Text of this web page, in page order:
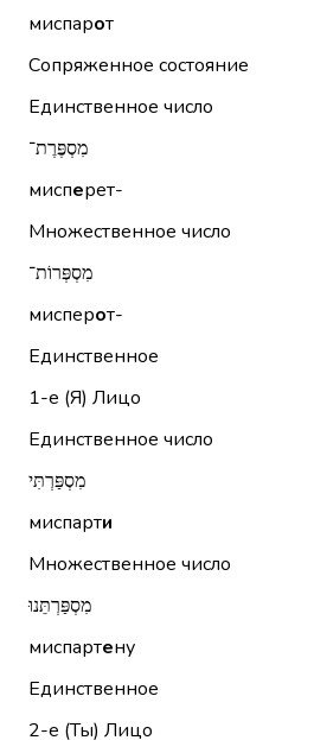
миспарот
Сопряженное состояние
Единственное число
מִסְפֶּרֶת־
мисперет-
Множественное число
מִסְפְּרוֹת־
мисперот-
Единственное
1-е (Я) Лицо
Единственное число
מִסְפַּרְתִּי
миспарти
Множественное число
מִסְפַּרְתֵּנוּ
миспартену
Единственное
2-е (Ты) Лицо